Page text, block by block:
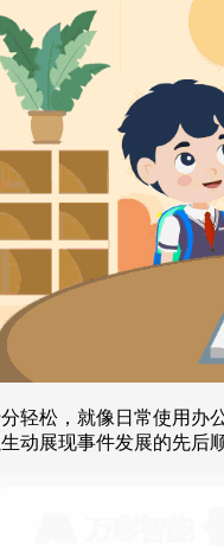
轻松，就像日常使用
动展现事件发展的先后